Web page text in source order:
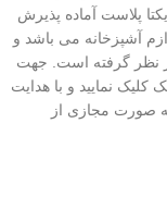
پلاست آماده پذیرش
آشپزخانه می باشد و
نظر گرفته است. جهت
کلیک نمایید و با هدایت
صورت مجازی از